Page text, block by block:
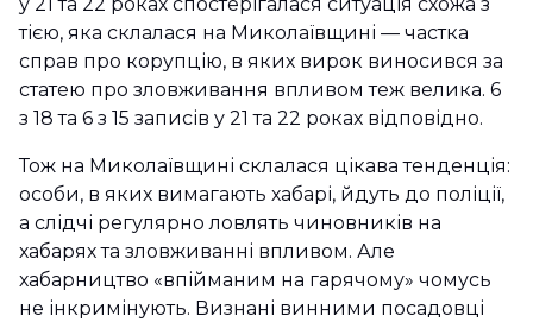
у 21 та 22 роках спостерігалася ситуація схожа з
тією, яка склалася на Миколаївщині — частка
справ про корупцію, в яких вирок виносився за
статею про зловживання впливом теж велика. 6
з 18 та 6 з 15 записів у 21 та 22 роках відповідно.
Тож на Миколаївщині склалася цікава тенденція:
особи, в яких вимагають хабарі, йдуть до поліції,
а слідчі регулярно ловлять чиновників на
хабарях та зловживанні впливом. Але
хабарництво «впійманим на гарячому» чомусь
не інкримінують. Визнані винними посадовці